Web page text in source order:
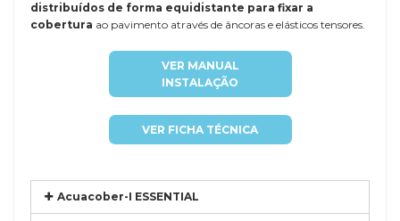
distribuídos de forma equidistante para fixar a
cobertura ao pavimento através de âncoras e elásticos tensores.
VER MANUAL
INSTALAÇÃO
VER FICHA TÉCNICA
Acuacober-I ESSENTIAL